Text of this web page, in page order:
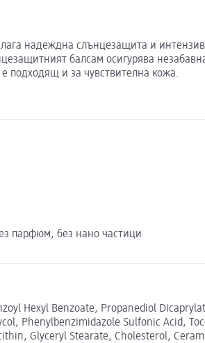
надеждна слънцезащита и
балсам осигурява
подходящ и за чувствителна кожа.
парфюм, без нано частици
Hexyl Benzoate, Propanediol
Phenylbenzimidazole Sulfonic Acid,
Glyceryl Stearate, Cholesterol,